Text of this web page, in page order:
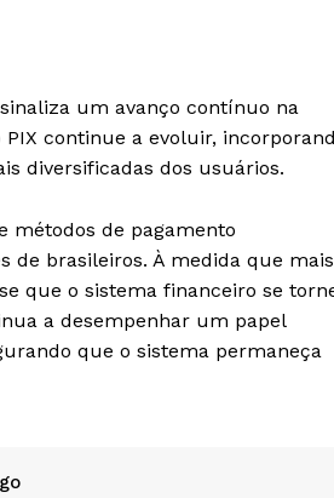
um avanço contínuo na
continue a evoluir,
diversificadas dos usuários.
métodos de pagamento
de brasileiros. À medida que mais
que o sistema financeiro se
a desempenhar um papel
que o sistema permaneça